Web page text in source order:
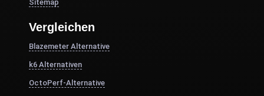
Sitemap
Vergleichen
Blazemeter Alternative
k6 Alternativen
OctoPerf-Alternative